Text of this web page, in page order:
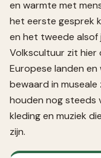
en warmte met
het eerste gesprek
en het tweede alsof
Volkscultuur zit hier
Europese landen
bewaard in museale
houden nog steeds
kleding en muziek
zijn.